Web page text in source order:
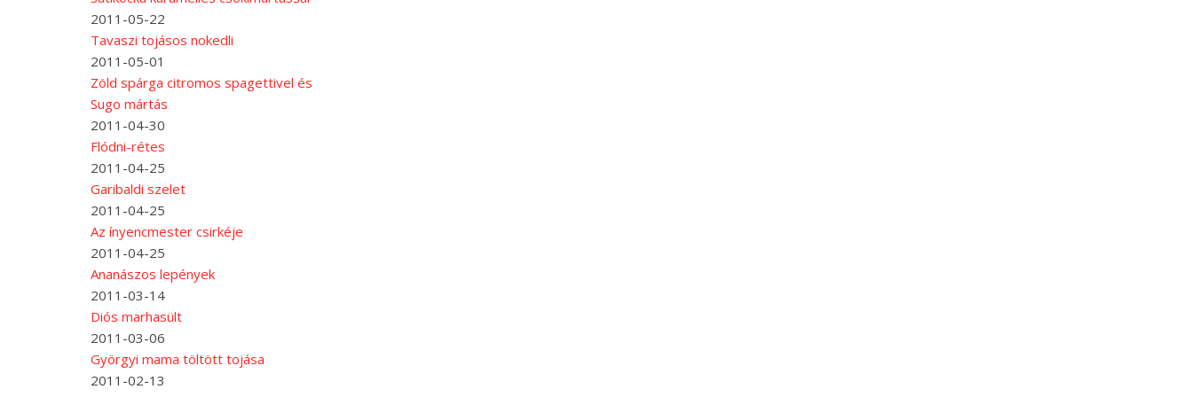
2011-05-22
Tavaszi tojásos nokedli
2011-05-01
Zöld spárga citromos spagettivel és
Sugo mártás
2011-04-30
Flódni-rétes
2011-04-25
Garibaldi szelet
2011-04-25
Az ínyencmester csirkéje
2011-04-25
Ananászos lepények
2011-03-14
Diós marhasült
2011-03-06
Györgyi mama töltött tojása
2011-02-13